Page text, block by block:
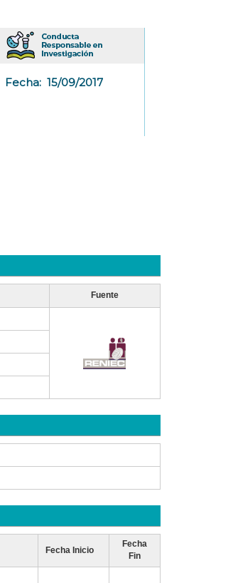
Fecha: 15/09/2017
Fuente
Fecha Inicio
Fecha
Fin